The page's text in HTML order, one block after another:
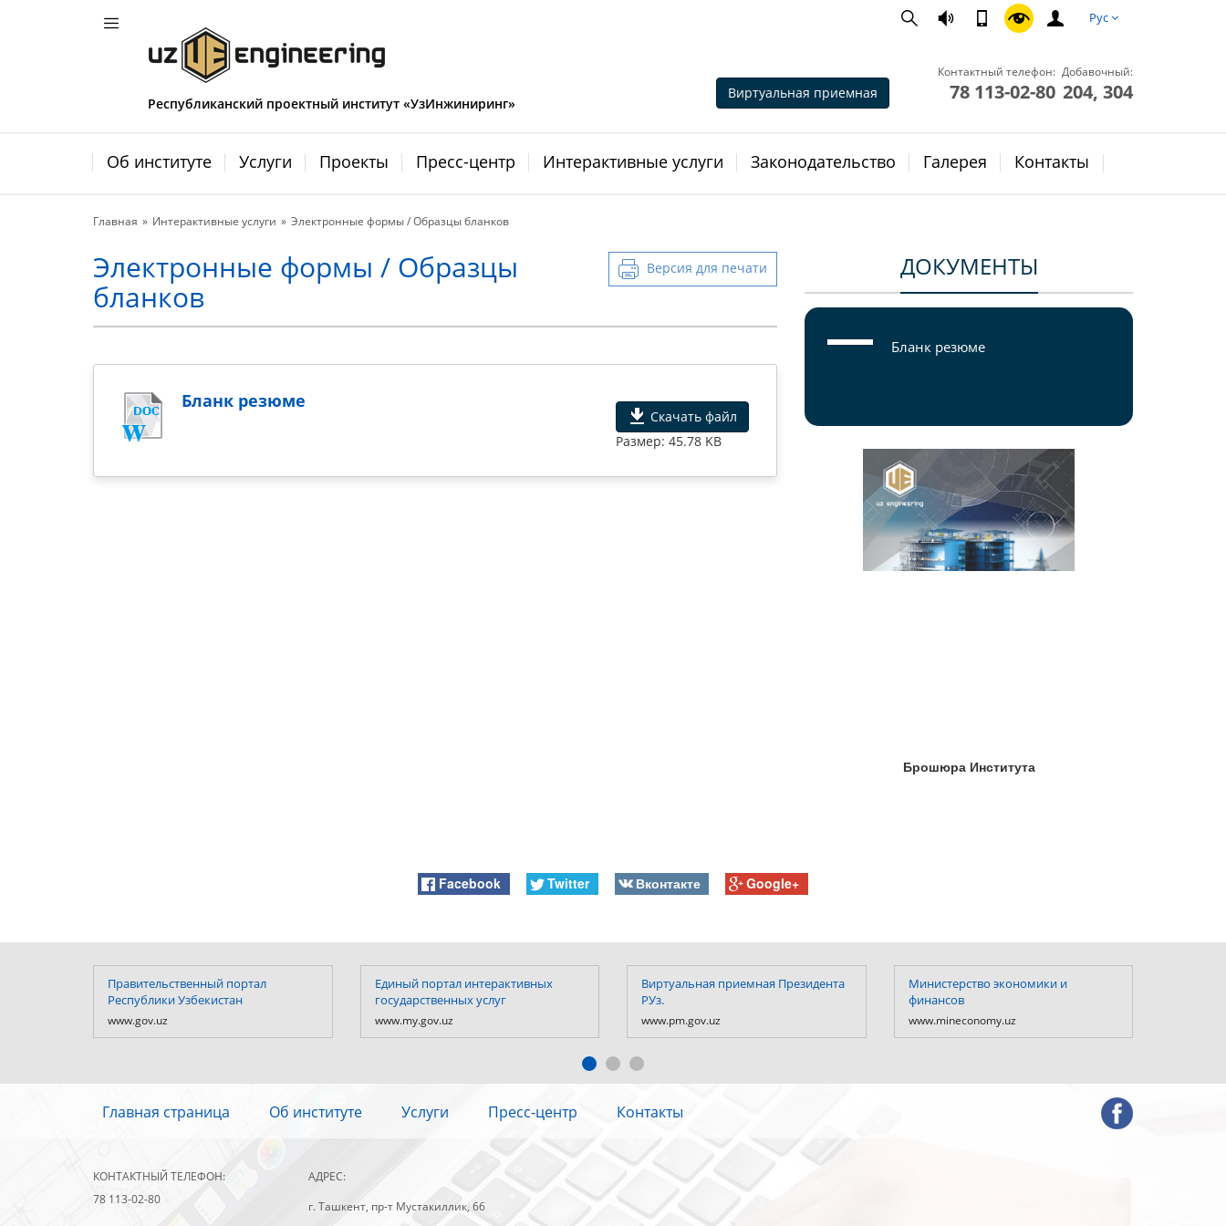
Рус
Республиканский проектный институт «УзИнжиниринг»
Виртуальная приемная
Контактный телефон:
78 113-02-80
Добавочный:
204, 304
Об институте Услуги Проекты Пресс-центр Интерактивные услуги Законодательство Галерея Контакты
Главная Интерактивные услуги Электронные формы / Образцы бланков
Версия для печати
Электронные формы / Образцы
бланков
Бланк резюме
Скачать файл
Размер: 45.78 KB
ДОКУМЕНТЫ
Бланк резюме
Брошюра Института
Facebook Twitter Вконтакте Google+
Правительственный портал
Республики Узбекистан
www.gov.uz
Единый портал интерактивных
государственных услуг
www.my.gov.uz
Виртуальная приемная Президента
РУз.
www.pm.gov.uz
Министерство экономики и
финансов
www.mineconomy.uz
Главная страница Об институте Услуги Пресс-центр Контакты
КОНТАКТНЫЙ ТЕЛЕФОН:
78 113-02-80
АДРЕС:
г. Ташкент, пр-т Мустакиллик, 66